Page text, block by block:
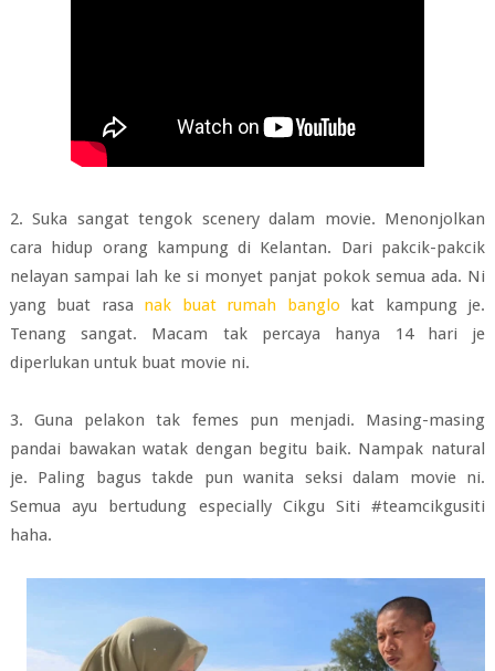
2. Suka sangat tengok scenery dalam movie. Menonjolkan
cara hidup orang kampung di Kelantan. Dari pakcik-pakcik
nelayan sampai lah ke si monyet panjat pokok semua ada. Ni
yang buat rasa nak buat rumah banglo kat kampung je.
Tenang sangat. Macam tak percaya hanya 14 hari je
diperlukan untuk buat movie ni.
3. Guna pelakon tak femes pun menjadi. Masing-masing
pandai bawakan watak dengan begitu baik. Nampak natural
je. Paling bagus takde pun wanita seksi dalam movie ni.
Semua ayu bertudung especially Cikgu Siti #teamcikgusiti
haha.